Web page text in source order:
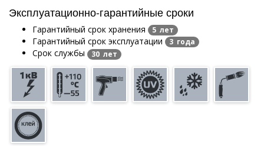
Эксплуатационно-гарантийные сроки
Гарантийный срок хранения 5 лет
Гарантийный срок эксплуатации 3 года
Срок службы 30 лет